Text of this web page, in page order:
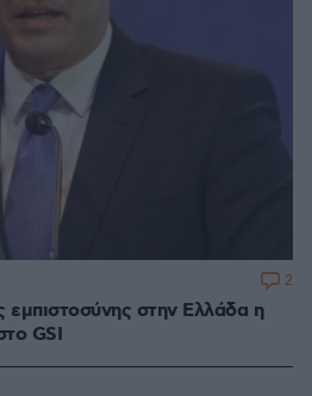
εμπιστοσύνης στην Ελλάδα η
GSI
2